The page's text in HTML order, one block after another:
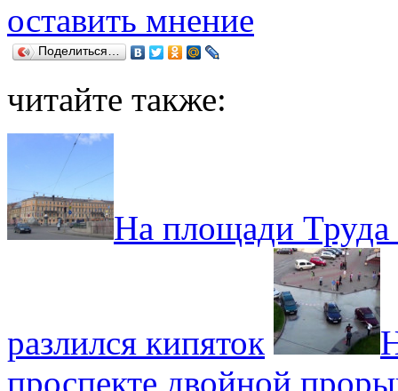
оставить мнение
Поделиться…
читайте также:
На площади Труда
разлился кипяток
проспекте двойной